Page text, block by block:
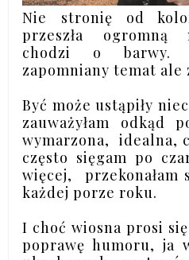
Nie stronię od
przeszła ogromną
chodzi o barwy.
zapomniany temat ale
Być może ustąpiły
zauważyłam odkąd
wymarzona, idealna,
często sięgam po
więcej,
każdej porze roku.
I choć wiosna prosi
poprawę humoru, ja